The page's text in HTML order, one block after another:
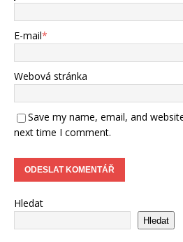
E-mail*
Webová stránka
Save my name, email, and
next time I comment.
Hledat
Hledat